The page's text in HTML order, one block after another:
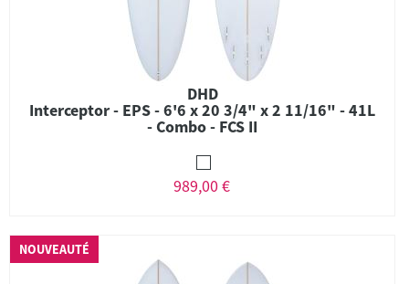
DHD
Interceptor - EPS - 6'6 x 20 3/4" x 2 11/16" - 41L
- Combo - FCS II
989,00 €
NOUVEAUTÉ